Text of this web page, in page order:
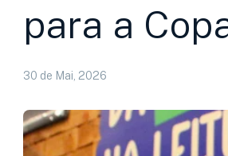
para a
30 de Mai, 2026